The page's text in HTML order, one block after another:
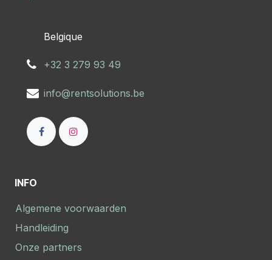
​Belgique
+32 3 279 93 49
info@rentsolutions.be
INFO
Algemene voorwaarden
Handleiding
Onze partners